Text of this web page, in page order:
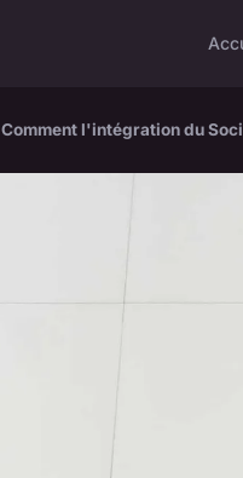
Comment l'intégration du